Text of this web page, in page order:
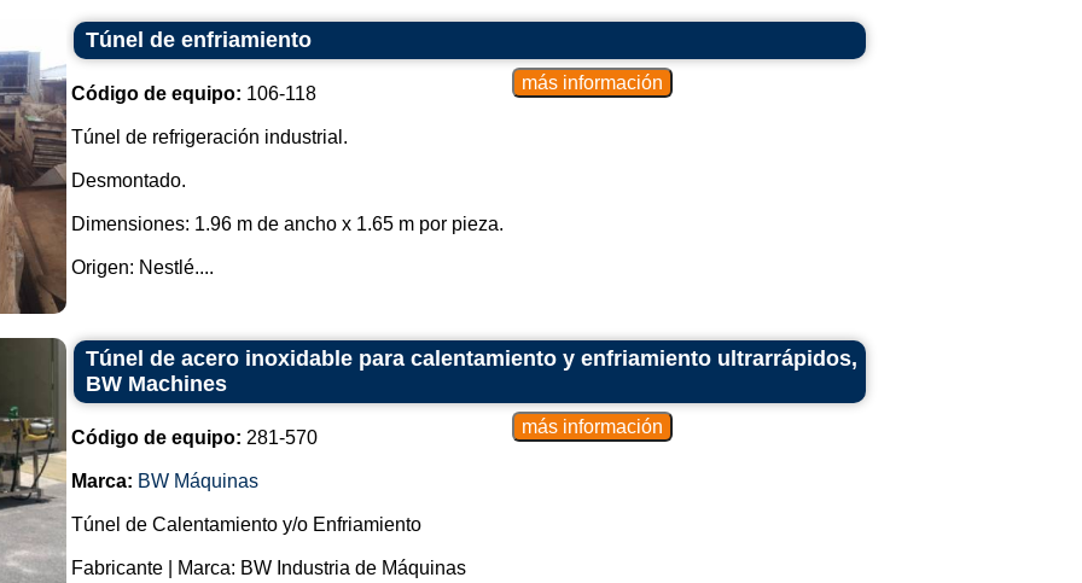
Túnel de enfriamiento
Código de equipo: 106-118
Túnel de refrigeración industrial.
Desmontado.
Dimensiones: 1.96 m de ancho x 1.65 m por pieza.
Origen: Nestlé....
Túnel de acero inoxidable para calentamiento y enfriamiento ultrarrápidos,
BW Machines
Código de equipo: 281-570
Marca: BW Máquinas
Túnel de Calentamiento y/o Enfriamiento
Fabricante | Marca: BW Industria de Máquinas